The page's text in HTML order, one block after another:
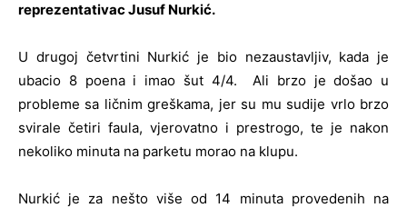
reprezentativac Jusuf Nurkić.
U drugoj četvrtini Nurkić je bio nezaustavljiv, kada je
ubacio 8 poena i imao šut 4/4. Ali brzo je došao u
probleme sa ličnim greškama, jer su mu sudije vrlo brzo
svirale četiri faula, vjerovatno i prestrogo, te je nakon
nekoliko minuta na parketu morao na klupu.
Nurkić je za nešto više od 14 minuta provedenih na